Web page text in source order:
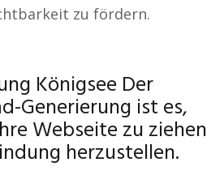
zu fördern.
Königsee Der
Generierung ist es,
Webseite zu ziehen
herzustellen.